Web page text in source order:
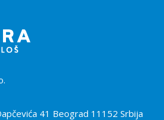
41 Beograd 11152 Srbija